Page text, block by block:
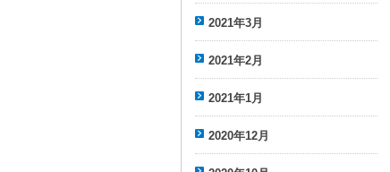
2021年3月
2021年2月
2021年1月
2020年12月